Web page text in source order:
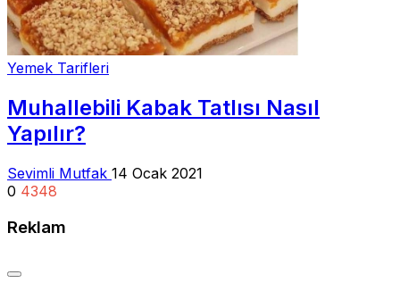
Yemek Tarifleri
Muhallebili Kabak Tatlısı Nasıl
Yapılır?
Sevimli Mutfak 14 Ocak 2021
0 4348
Reklam